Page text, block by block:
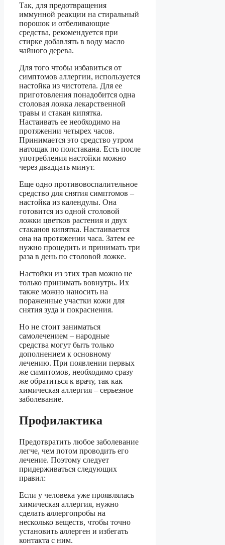
Так, для предотвращения
иммунной реакции на стиральный
порошок и отбеливающие
средства, рекомендуется при
стирке добавлять в воду масло
чайного дерева.
Для того чтобы избавиться от
симптомов аллергии, используется
настойка из чистотела. Для ее
приготовления понадобится одна
столовая ложка лекарственной
травы и стакан кипятка.
Настаивать ее необходимо на
протяжении четырех часов.
Принимается это средство утром
натощак по полстакана. Есть после
употребления настойки можно
через двадцать минут.
Еще одно противовоспалительное
средство для снятия симптомов –
настойка из календулы. Она
готовится из одной столовой
ложки цветков растения и двух
стаканов кипятка. Настаивается
она на протяжении часа. Затем ее
нужно процедить и принимать три
раза в день по столовой ложке.
Настойки из этих трав можно не
только принимать вовнутрь. Их
также можно наносить на
пораженные участки кожи для
снятия зуда и покраснения.
Но не стоит заниматься
самолечением – народные
средства могут быть только
дополнением к основному
лечению. При появлении первых
же симптомов, необходимо сразу
же обратиться к врачу, так как
химическая аллергия – серьезное
заболевание.
Профилактика
Предотвратить любое заболевание
легче, чем потом проводить его
лечение. Поэтому следует
придерживаться следующих
правил:
Если у человека уже проявлялась
химическая аллергия, нужно
сделать аллергопробы на
несколько веществ, чтобы точно
установить аллерген и избегать
контакта с ним.